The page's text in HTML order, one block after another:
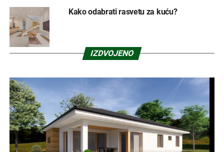
Kako odabrati rasvetu za kuću?
IZDVOJENO